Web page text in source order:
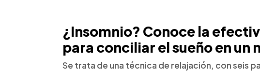
¿Insomnio? Conoce la
para conciliar el sueño en un
Se trata de una técnica de relajación, con seis